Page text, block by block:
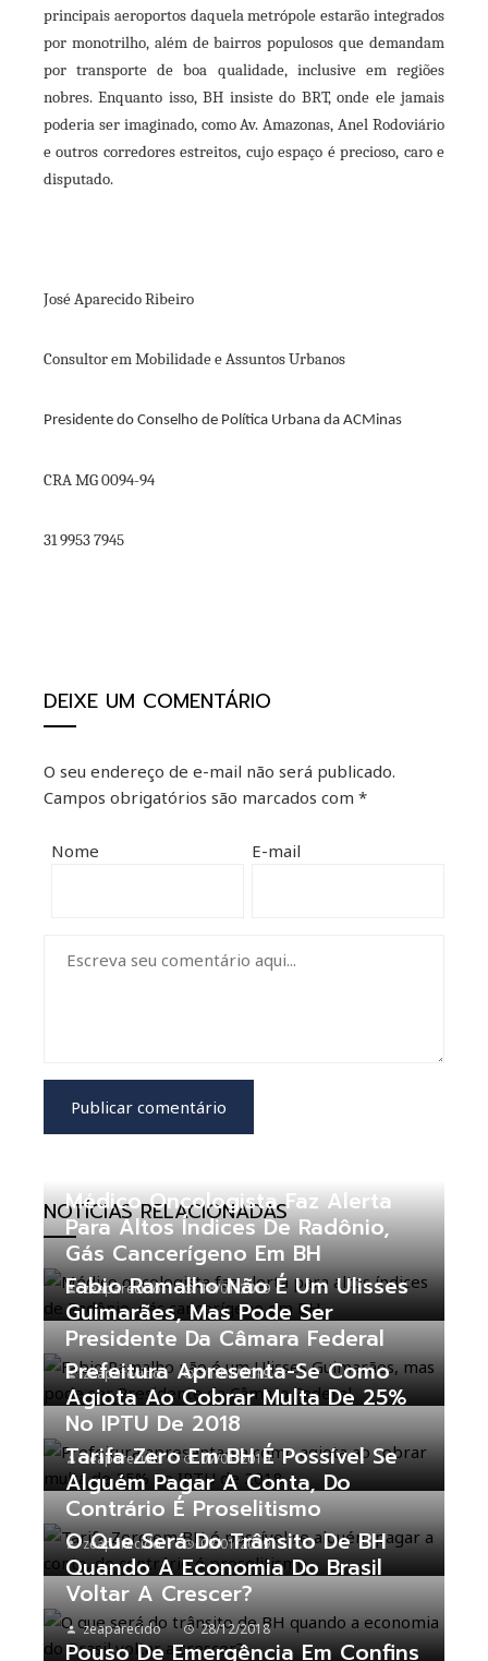
principais aeroportos daquela metrópole estarão integrados
por monotrilho, além de bairros populosos que demandam
por transporte de boa qualidade, inclusive em regiões
nobres. Enquanto isso, BH insiste do BRT, onde ele jamais
poderia ser imaginado, como Av. Amazonas, Anel Rodoviário
e outros corredores estreitos, cujo espaço é precioso, caro e
disputado.
José Aparecido Ribeiro
Consultor em Mobilidade e Assuntos Urbanos
Presidente do Conselho de Política Urbana da ACMinas
CRA MG 0094-94
31 9953 7945
DEIXE UM COMENTÁRIO
O seu endereço de e-mail não será publicado.
Campos obrigatórios são marcados com *
Nome E-mail
NOTÍCIAS RELACIONADAS
Médico Oncologista Faz Alerta
Para Altos Índices De Radônio,
Gás Cancerígeno Em BH
zeaparecido 18/01/2019
Fabio Ramalho Não É Um Ulisses
Guimarães, Mas Pode Ser
Presidente Da Câmara Federal
zeaparecido 11/01/2019
Prefeitura Apresenta-Se Como
Agiota Ao Cobrar Multa De 25%
No IPTU De 2018
zeaparecido 07/01/2019
Tarifa Zero Em BH É Possível Se
Alguém Pagar A Conta, Do
Contrário É Proselitismo
zeaparecido 02/01/2019
O Que Será Do Trânsito De BH
Quando A Economia Do Brasil
Voltar A Crescer?
zeaparecido 28/12/2018
Pouso De Emergência Em Confins